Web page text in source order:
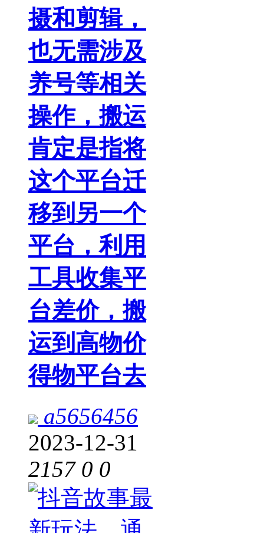
摄和剪辑，
也无需涉及
养号等相关
操作，搬运
肯定是指将
这个平台迁
移到另一个
平台，利用
工具收集平
台差价，搬
运到高物价
得物平台去
a5656456
2023-12-31
2157 0 0